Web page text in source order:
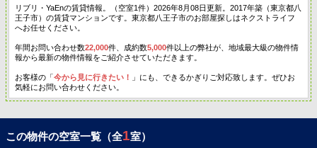
リブリ・YaEnの賃貸情報。（空室1件）2026年8月08日更新。2017年築（東京都八
王子市）の賃貸マンションです。東京都八王子市のお部屋探しはネクストライフ
へお任せください。
年間お問い合わせ数22,000件、成約数5,000件以上の弊社が、地域最大級の物件情
報から最新の物件情報をご紹介させていただきます。
お客様の「今から見に行きたい！
」にも、できるかぎりご対応致します。ぜひお
気軽にお問い合わせください。
この物件の空室一覧（全1室）